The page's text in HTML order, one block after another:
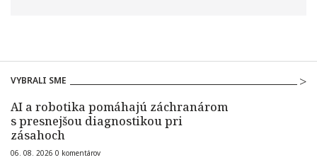
VYBRALI SME
AI a robotika pomáhajú záchranárom
s presnejšou diagnostikou pri
zásahoch
06. 08. 2026 0 komentárov